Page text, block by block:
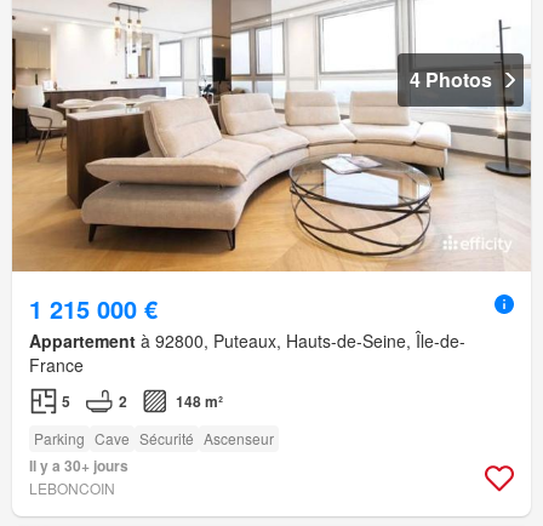
4 Photos
1 215 000 €
Appartement à 92800, Puteaux, Hauts-de-Seine, Île-de-
France
5 2 148 m²
Parking Cave Sécurité Ascenseur
Il y a 30+ jours
LEBONCOIN